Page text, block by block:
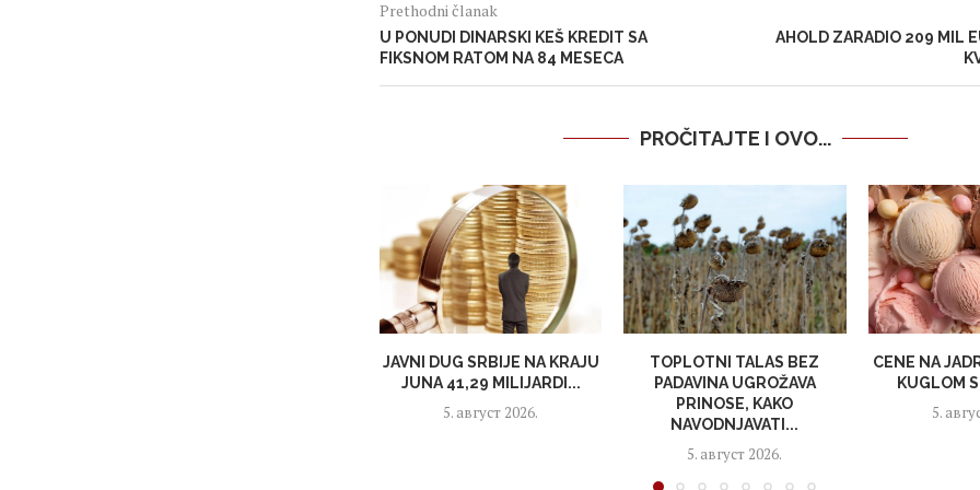
Prethodni članak
U PONUDI DINARSKI KEŠ KREDIT SA
FIKSNOM RATOM NA 84 MESECA
AHOLD ZARADIO 209 MIL
PROČITAJTE I OVO...
JAVNI DUG SRBIJE NA KRAJU
JUNA 41,29 MILIJARDI...
5. август 2026.
TOPLOTNI TALAS BEZ
PADAVINA UGROŽAVA
PRINOSE, KAKO
NAVODNJAVATI...
5. август 2026.
CENE NA
KUGLOM
5.